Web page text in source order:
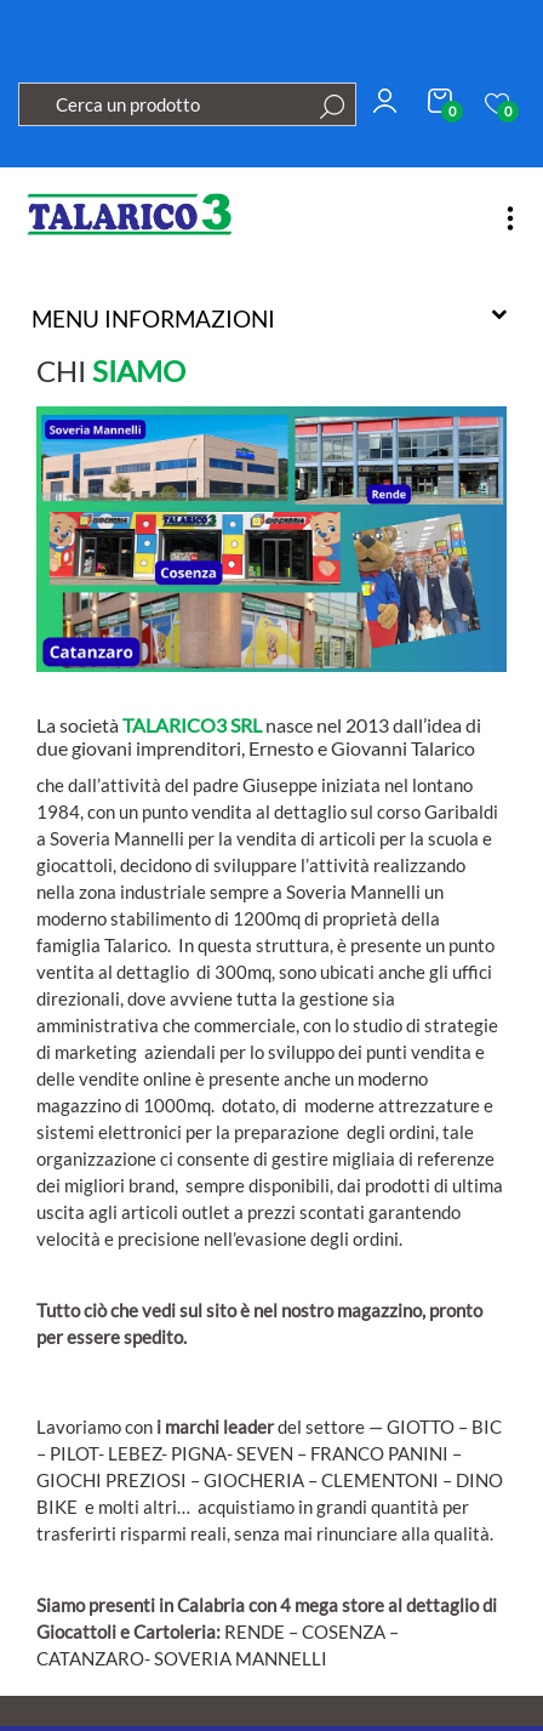
0 0
MENU INFORMAZIONI
CHI SIAMO
La societàTALARICO3 SRLnasce nel 2013 dall’idea di
due giovani imprenditori, Ernesto e Giovanni Talarico
che dall’attività del padre Giuseppe iniziata nel lontano
1984, con un punto vendita al dettaglio sul corso Garibaldi
a Soveria Mannelli per la vendita di articoli per la scuola e
giocattoli, decidono di sviluppare l’attività realizzando
nella zona industriale sempre a Soveria Mannelli un
moderno stabilimento di 1200mq di proprietà della
famiglia Talarico. In questa struttura, è presente un punto
ventita al dettaglio di 300mq, sono ubicati anche gli uffici
direzionali, dove avviene tutta la gestione sia
amministrativa che commerciale, con lo studio di strategie
di marketing aziendali per lo sviluppo dei punti vendita e
delle vendite online è presente anche un moderno
magazzino di 1000mq. dotato, di moderne attrezzature e
sistemi elettronici per la preparazione degli ordini, tale
organizzazione ci consente di gestire migliaia di referenze
dei migliori brand, sempre disponibili, dai prodotti di ultima
uscita agli articoli outlet a prezzi scontati garantendo
velocità e precisione nell’evasione degli ordini.
Tutto ciò che vedi sul sito è nel nostro magazzino, pronto
per essere spedito.
Lavoriamo con i marchi leaderdel settore — GIOTTO – BIC
– PILOT- LEBEZ- PIGNA- SEVEN – FRANCO PANINI –
GIOCHI PREZIOSI – GIOCHERIA – CLEMENTONI – DINO
BIKE e molti altri… acquistiamo in grandi quantità per
trasferirti risparmi reali, senza mai rinunciare alla qualità.
Siamo presenti in Calabria con 4 mega store al dettaglio di
Giocattoli e Cartoleria: RENDE – COSENZA –
CATANZARO- SOVERIA MANNELLI